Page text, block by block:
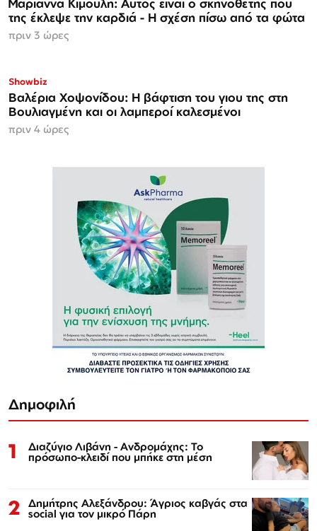
Μαριάννα Κιμούλη: Αυτός είναι ο σκηνοθέτης που
της έκλεψε την καρδιά - Η σχέση πίσω από τα φώτα
πριν 3 ώρες
Showbiz
Βαλέρια Χοψονίδου: Η βάφτιση του γιου της στη
Βουλιαγμένη και οι λαμπεροί καλεσμένοι
πριν 4 ώρες
Δημοφιλή
1 Διαζύγιο Λιβάνη - Ανδρομάχης: Το
πρόσωπο-κλειδί που μπήκε στη μέση
2 Δημήτρης Αλεξάνδρου: Άγριος καβγάς στα
social για τον μικρό Πάρη